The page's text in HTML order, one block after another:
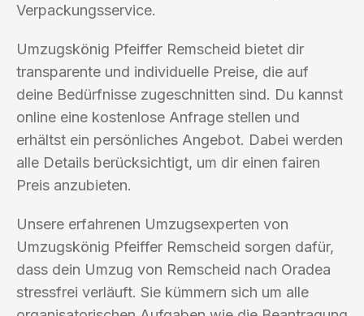
Verpackungsservice.
Umzugskönig Pfeiffer Remscheid bietet dir
transparente und individuelle Preise, die auf
deine Bedürfnisse zugeschnitten sind. Du kannst
online eine kostenlose Anfrage stellen und
erhältst ein persönliches Angebot. Dabei werden
alle Details berücksichtigt, um dir einen fairen
Preis anzubieten.
Unsere erfahrenen Umzugsexperten von
Umzugskönig Pfeiffer Remscheid sorgen dafür,
dass dein Umzug von Remscheid nach Oradea
stressfrei verläuft. Sie kümmern sich um alle